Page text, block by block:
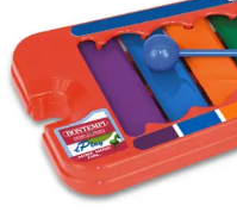
Nyári játékok
- Homokozójátékok
- Műanyag hajók
- Hinta, csúszda
- Ütők, dobálók
- Strandcikkek
- Egyéb nyári
Lábbal hajtós
járművek